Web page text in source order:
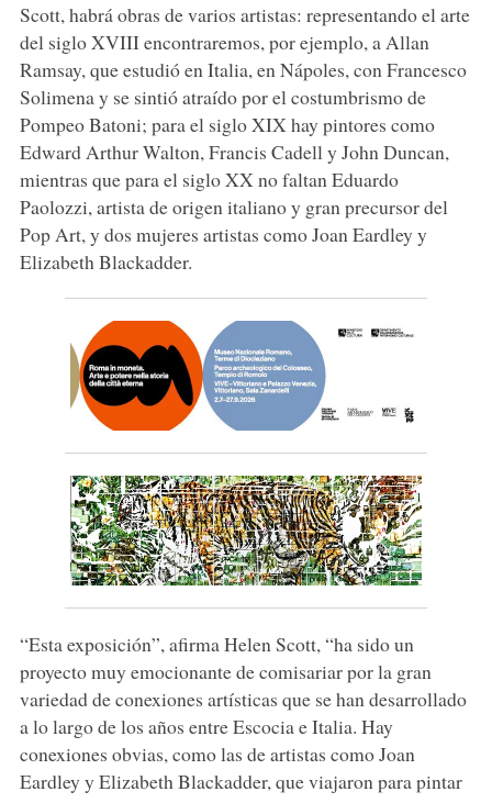
Scott, habrá obras de varios artistas: representando el arte
del siglo XVIII encontraremos, por ejemplo, a Allan
Ramsay, que estudió en Italia, en Nápoles, con Francesco
Solimena y se sintió atraído por el costumbrismo de
Pompeo Batoni; para el siglo XIX hay pintores como
Edward Arthur Walton, Francis Cadell y John Duncan,
mientras que para el siglo XX no faltan Eduardo
Paolozzi, artista de origen italiano y gran precursor del
Pop Art, y dos mujeres artistas como Joan Eardley y
Elizabeth Blackadder.
“Esta exposición”, afirma Helen Scott, “ha sido un
proyecto muy emocionante de comisariar por la gran
variedad de conexiones artísticas que se han desarrollado
a lo largo de los años entre Escocia e Italia. Hay
conexiones obvias, como las de artistas como Joan
Eardley y Elizabeth Blackadder, que viajaron para pintar